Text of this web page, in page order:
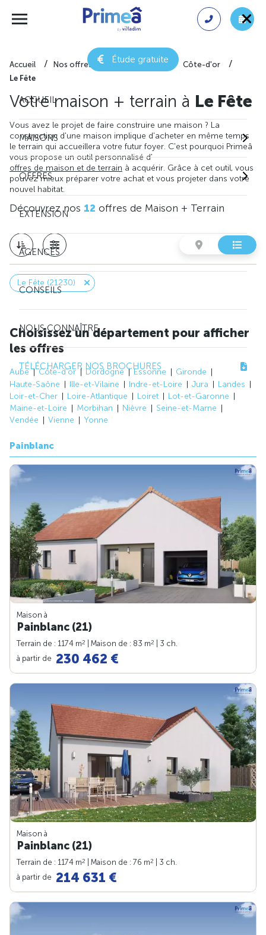
Étude gratuite
ACCUEIL
MAISONS
OFFRES
EXTENSION
AGENCES
CONSEILS
NOUS CONNAÎTRE
TÉLÉCHARGER NOS BROCHURES
Accueil Nos offres de maison + terrain
Côte-d'or
Le Fête
Votre maison + terrain à Le Fête
Vous avez le projet de faire construire une maison ? La
construction d'une maison implique d'acheter en même temps
le terrain qui accueillera votre futur foyer. C'est pourquoi Primeâ
vous propose un outil personnalisé d'
offres de maison et de terrain à acquérir. Grâce à cet outil, vous
pouvez mieux préparer votre achat et vous projeter dans votre
nouvel habitat.
Découvrez nos 12 offres de Maison + Terrain
Le Fête (21230)
Choisissez un département pour afficher
les offres
Aube Côte-d'or Dordogne Essonne
Gironde
Haute-Saône
Ille-et-Vilaine Indre-et-Loire Jura
Landes
Loir-et-Cher
Loire-Atlantique Loiret
Lot-et-Garonne
Maine-et-Loire
Morbihan Nièvre
Seine-et-Marne
Vendée
Vienne Yonne
Painblanc
Maison à
Painblanc (21)
Terrain de : 1174 m2 | Maison de : 83 m2
| 3 ch.
à partir de 230 462 €
Maison à
Painblanc (21)
Terrain de : 1174 m2 | Maison de : 76 m2
| 3 ch.
à partir de 214 631 €